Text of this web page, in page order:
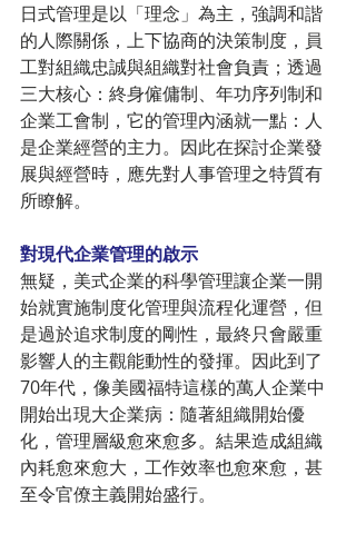
日式管理是以「理念」為主，強調和諧
的人際關係，上下協商的決策制度，員
工對組織忠誠與組織對社會負責；透過
三大核心：終身僱傭制、年功序列制和
企業工會制，它的管理內涵就一點：人
是企業經營的主力。因此在探討企業發
展與經營時，應先對人事管理之特質有
所瞭解。
對現代企業管理的啟示
無疑，美式企業的科學管理讓企業一開
始就實施制度化管理與流程化運營，但
是過於追求制度的剛性，最終只會嚴重
影響人的主觀能動性的發揮。因此到了
70年代，像美國福特這樣的萬人企業中
開始出現大企業病：隨著組織開始優
化，管理層級愈來愈多。結果造成組織
內耗愈來愈大，工作效率也愈來愈，甚
至令官僚主義開始盛行。